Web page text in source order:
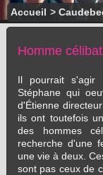
Accueil >
Homme
Il pourrait s'agir
Stéphane qui
d'Étienne
ils ont toutefois
des hommes
recherche d'une
une vie à deux.
sont pas ceux de